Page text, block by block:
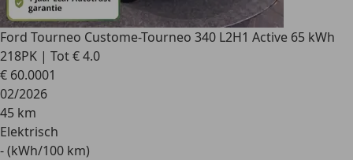
Ford Tourneo Custome-Tourneo 340 L2H1 Active 65 kWh
218PK | Tot € 4.0
€ 60.0001
02/2026
45 km
Elektrisch
- (kWh/100 km)